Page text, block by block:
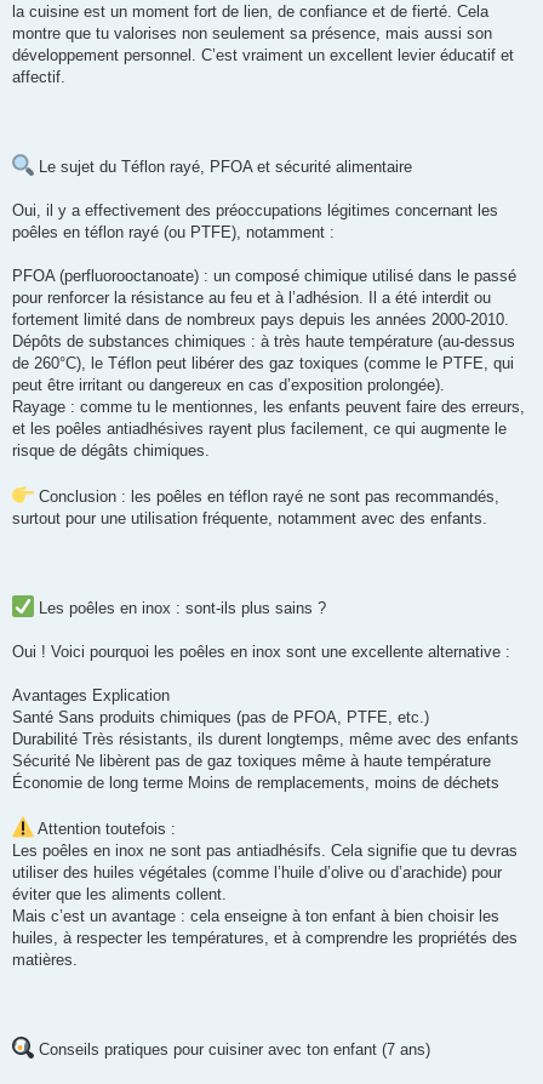
n
o
l
u
la cuisine est un moment fort de lien, de confiance et de fierté. Cela
montre que tu valorises non seulement sa présence, mais aussi son
développement personnel. C’est vraiment un excellent levier éducatif et
affectif.
Le sujet du Téflon rayé, PFOA et sécurité alimentaire
Oui, il y a effectivement des préoccupations légitimes concernant les
poêles en téflon rayé (ou PTFE), notamment :
PFOA (perfluorooctanoate) : un composé chimique utilisé dans le passé
pour renforcer la résistance au feu et à l’adhésion. Il a été interdit ou
fortement limité dans de nombreux pays depuis les années 2000-2010.
Dépôts de substances chimiques : à très haute température (au-dessus
de 260°C), le Téflon peut libérer des gaz toxiques (comme le PTFE, qui
peut être irritant ou dangereux en cas d’exposition prolongée).
Rayage : comme tu le mentionnes, les enfants peuvent faire des erreurs,
et les poêles antiadhésives rayent plus facilement, ce qui augmente le
risque de dégâts chimiques.
Conclusion : les poêles en téflon rayé ne sont pas recommandés,
surtout pour une utilisation fréquente, notamment avec des enfants.
Les poêles en inox : sont-ils plus sains ?
Oui ! Voici pourquoi les poêles en inox sont une excellente alternative :
Avantages Explication
Santé Sans produits chimiques (pas de PFOA, PTFE, etc.)
Durabilité Très résistants, ils durent longtemps, même avec des enfants
Sécurité Ne libèrent pas de gaz toxiques même à haute température
Économie de long terme Moins de remplacements, moins de déchets
Attention toutefois :
Les poêles en inox ne sont pas antiadhésifs. Cela signifie que tu devras
utiliser des huiles végétales (comme l’huile d’olive ou d’arachide) pour
éviter que les aliments collent.
Mais c’est un avantage : cela enseigne à ton enfant à bien choisir les
huiles, à respecter les températures, et à comprendre les propriétés des
matières.
Conseils pratiques pour cuisiner avec ton enfant (7 ans)